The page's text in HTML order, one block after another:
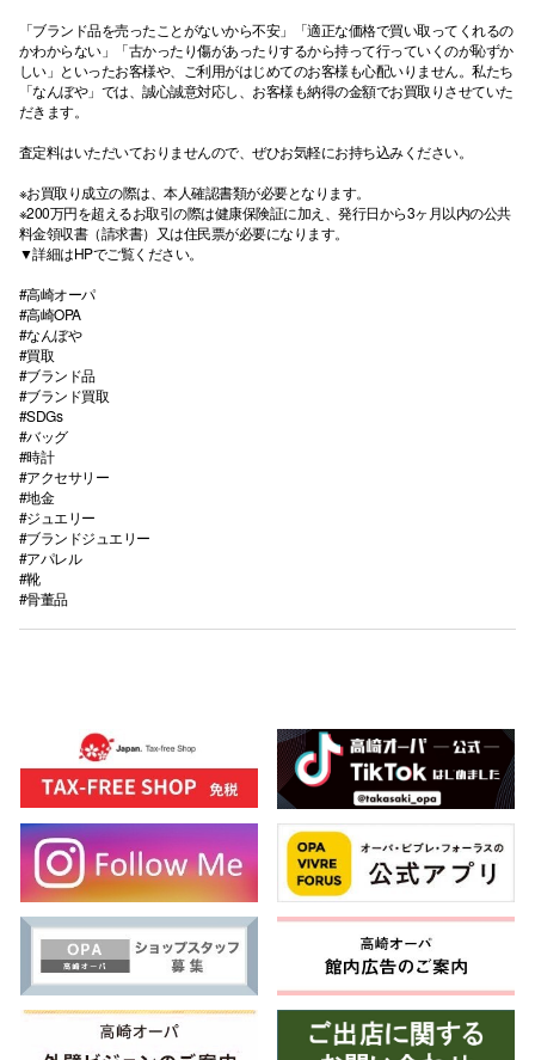
「ブランド品を売ったことがないから不安」「適正な価格で買い取ってくれるの
かわからない」「古かったり傷があったりするから持って行っていくのが恥ずか
しい」といったお客様や、ご利用がはじめてのお客様も心配いりません。私たち
「なんぼや」では、誠心誠意対応し、お客様も納得の金額でお買取りさせていた
だきます。
査定料はいただいておりませんので、ぜひお気軽にお持ち込みください。
※お買取り成立の際は、本人確認書類が必要となります。
※200万円を超えるお取引の際は健康保険証に加え、発行日から3ヶ月以内の公共
料金領収書（請求書）又は住民票が必要になります。
▼詳細はHPでご覧ください。
#高崎オーパ
#高崎OPA
#なんぼや
#買取
#ブランド品
#ブランド買取
#SDGs
#バッグ
#時計
#アクセサリー
#地金
#ジュエリー
#ブランドジュエリー
#アパレル
#靴
#骨董品